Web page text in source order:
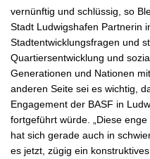
vernünftig und schlüssig, so
Stadt Ludwigshafen Partnerin
Stadtentwicklungsfragen und
Quartiersentwicklung und
Generationen und Nationen
anderen Seite sei es wichtig,
Engagement der BASF in
fortgeführt würde. „Diese
hat sich gerade auch in
es jetzt, zügig ein